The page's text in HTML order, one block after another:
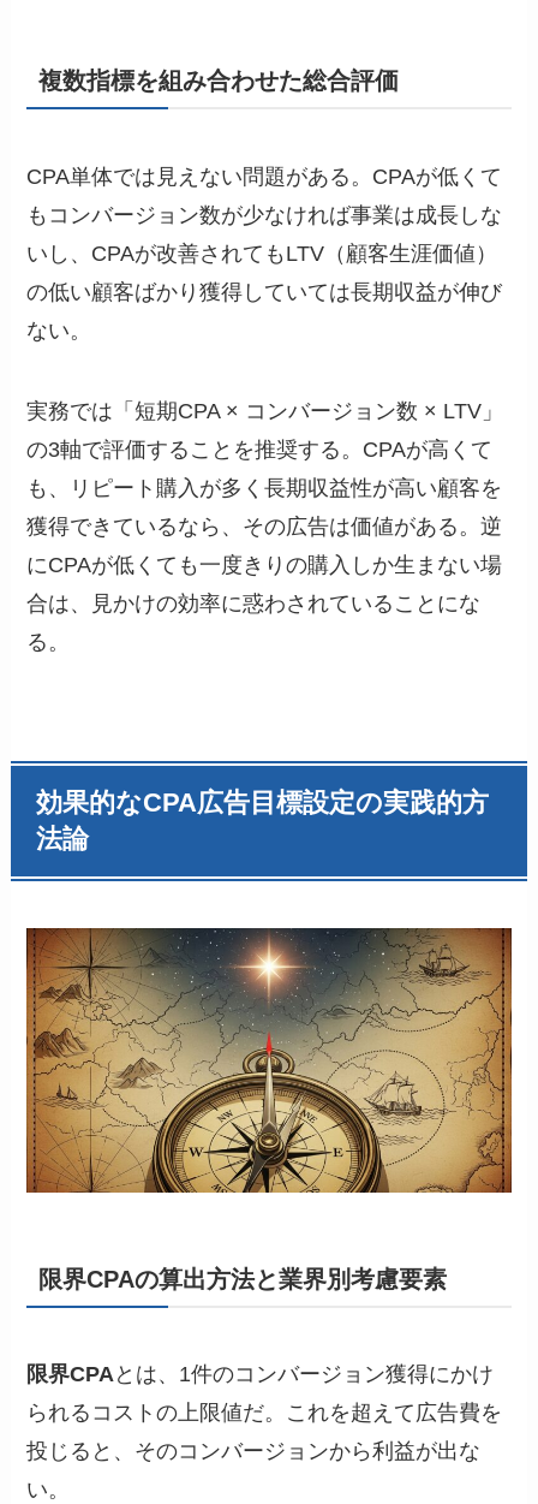
複数指標を組み合わせた総合評価
CPA単体では見えない問題がある。CPAが低くて
もコンバージョン数が少なければ事業は成長しな
いし、CPAが改善されてもLTV（顧客生涯価値）
の低い顧客ばかり獲得していては長期収益が伸び
ない。
実務では「短期CPA × コンバージョン数 × LTV」
の3軸で評価することを推奨する。CPAが高くて
も、リピート購入が多く長期収益性が高い顧客を
獲得できているなら、その広告は価値がある。逆
にCPAが低くても一度きりの購入しか生まない場
合は、見かけの効率に惑わされていることにな
る。
効果的なCPA広告目標設定の実践的方
法論
限界CPAの算出方法と業界別考慮要素
限界CPAとは、1件のコンバージョン獲得にかけ
られるコストの上限値だ。これを超えて広告費を
投じると、そのコンバージョンから利益が出な
い。